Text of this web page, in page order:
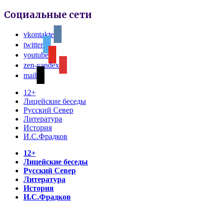
Социальные сети
vkontakte
twitter
youtube
zen-yandex
mail
12+
Лицейские беседы
Русский Север
Литература
История
И.С.Фрадков
12+
Лицейские беседы
Русский Север
Литература
История
И.С.Фрадков